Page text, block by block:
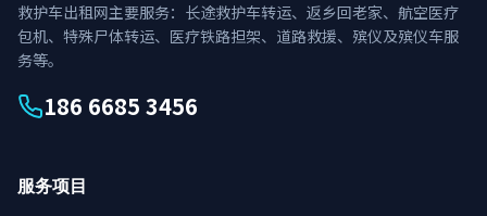
救护车出租网主要服务：长途救护车转运、返乡回老家、航空医疗
包机、特殊尸体转运、医疗铁路担架、道路救援、殡仪及殡仪车服
务等。
186 6685 3456
服务项目